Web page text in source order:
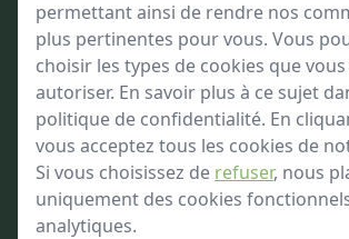
permettant ainsi de rendre nos
plus pertinentes pour vous. Vous
choisir les types de cookies que
autoriser. En savoir plus à ce sujet
politique de confidentialité. En
vous acceptez tous les cookies de
Si vous choisissez de refuser, nous
uniquement des cookies
analytiques.